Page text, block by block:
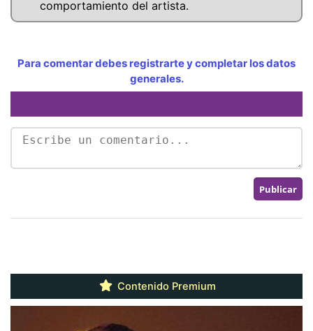
comportamiento del artista.
Para comentar debes registrarte y completar los datos
generales.
Contenido Premium